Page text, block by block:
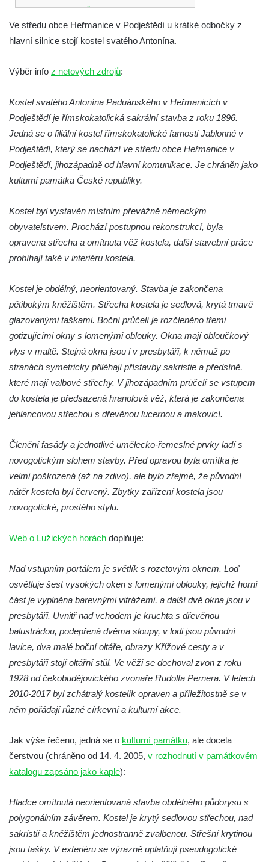
filharmonie) v Českých Budějovicích
Kostel svaté Rodiny v Českých
Budějovicích
dominikánů v Českých Budějovicích
Kostel Všech svatých v Kamenném Újezdě
Kaple na křižovatce ulic Budějovická a
Dělnická v Kamenném Újezdě
Bývalý kostel svatých Filipa a Jakuba na
náměstí J. V. Kamarýta ve Velešíně
Kaple na hřbitově ve Velešíně
Kostel svatého Václava ve Velešíně
Poutní areál Římov
Kostel svatého Ducha v poutním areálu
Křížová cesta Římov – XXV. kaple – Boží
hrob
Křížová cesta Římov – XXIII. kaple –
Kalvárie
Křížová cesta Římov – XXII. kaple – Šimon
Cyrénský pomáhá Ježíši nést kříž
Křížová cesta Římov – XXI. kaple –
Křížová cesta Římov – XX. kaple – Svatá
Veronika potkává Ježíše a utírá mu do své
roušky pot z tváře
Křížová cesta Římov – XVIII. kaple – Na
Křížová cesta Římov – XVII. kaple – Velký
Pilát
Křížová cesta Římov – XVI. kaple – U
Herodesa
Křížová cesta Římov – XV. kaple – Malý
Pilát
Křížová cesta Římov – XIII. kaple – U
Křížová cesta Římov – XII. kaple – Vodní
brána
Křížová cesta Římov – XI. kaple – Ježíš
Ve středu obce Heřmanice v Podještědí u krátké odbočky z
hlavní silnice stojí kostel svatého Antonína.
Výběr info z netových zdrojů:
Kostel svatého Antonína Paduánského v Heřmanicích v
Podještědí je římskokatolická sakrální stavba z roku 1896.
Jedná se o filiální kostel římskokatolické farnosti Jablonné v
Podještědí, který se nachází ve středu obce Heřmanice v
Podještědí, jihozápadně od hlavní komunikace. Je chráněn jako
kulturní památka České republiky.
Kostel byl vystavěn místním převážně německým
obyvatelstvem. Prochází postupnou rekonstrukcí, byla
opravena střecha a omítnuta věž kostela, další stavební práce
probíhají také v interiéru kostela.
Kostel je obdélný, neorientovaný. Stavba je zakončena
pětibokým kněžištěm. Střecha kostela je sedlová, krytá tmavě
glazovanými taškami. Boční průčelí je rozčleněno třemi
gotizujícími okny s lomenými oblouky. Okna mají obloučkový
vlys v maltě. Stejná okna jsou i v presbytáři, k němuž po
stranách symetricky přiléhají přístavby sakristie a předsíně,
které mají valbové střechy. V jihozápadním průčelí se vstupem
do kostela je předsazená hranolová věž, která je zakončena
jehlancovou střechou s dřevěnou lucernou a makovicí.
Členění fasády a jednotlivé umělecko-řemeslné prvky ladí s
novogotickým slohem stavby. Před opravou byla omítka je
velmi poškozená (až na zdivo), ale bylo zřejmé, že původní
nátěr kostela byl červený. Zbytky zařízení kostela jsou
novogotické, prostého stylu.
Web o Lužických horách doplňuje:
Nad vstupním portálem je světlík s rozetovým oknem. Loď
osvětluje šest vysokých oken s lomenými oblouky, jejichž horní
část je vyplněna barevnými vitrážemi, a další dvě okna jsou v
presbytáři. Uvnitř nad vchodem je kruchta s dřevěnou
balustrádou, podepřená dvěma sloupy, v lodi jsou původní
lavice, dva malé boční oltáře, obrazy Křížové cesty a v
presbytáři stojí oltářní stůl. Ve věži se dochoval zvon z roku
1928 od čekobudějovického zvonaře Rudolfa Pernera. V letech
2010-2017 byl zchátralý kostelík opraven a příležitostně se v
něm pořádají různé církevní a kulturní akce.
Jak výše řečeno, jedná se o kulturní památku, ale docela
čerstvou (chráněno od 14. 4. 2005, v rozhodnutí v památkovém
katalogu zapsáno jako kaple):
Hladce omítnutá neorientovaná stavba obdélného půdorysu s
polygonálním závěrem. Kostel je krytý sedlovou střechou, nad
sakristií a kněžištěm jednostranně zvalbenou. Střešní krytinou
jsou tašky. V exteriéru se výrazně uplatňují pseudogotické